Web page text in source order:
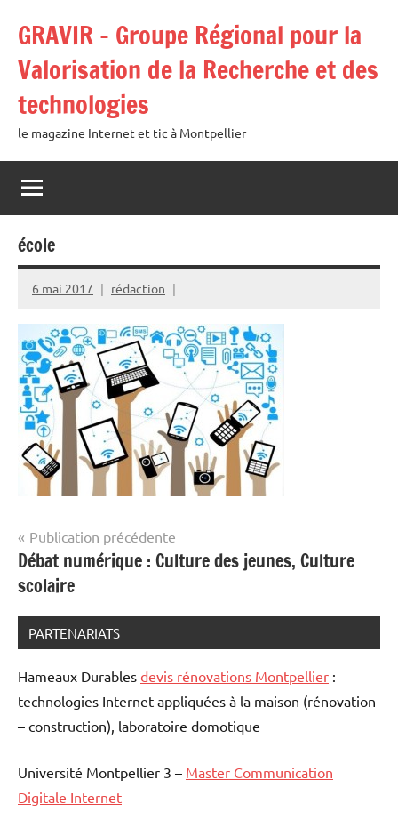
contenu
GRAVIR – Groupe Régional pour la
Valorisation de la Recherche et des
technologies
le magazine Internet et tic à Montpellier
école
6 mai 2017 rédaction
Navigation
de
l’article
Publication précédente
Débat numérique : Culture des jeunes, Culture
scolaire
PARTENARIATS
Hameaux Durables devis rénovations Montpellier :
technologies Internet appliquées à la maison (rénovation
– construction), laboratoire domotique
Université Montpellier 3 – Master Communication
Digitale Internet